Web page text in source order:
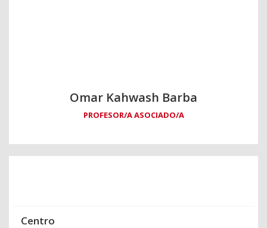
Omar Kahwash Barba
PROFESOR/A ASOCIADO/A
Centro